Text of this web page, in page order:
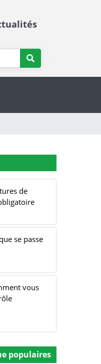
de
se passe
vous
populaires